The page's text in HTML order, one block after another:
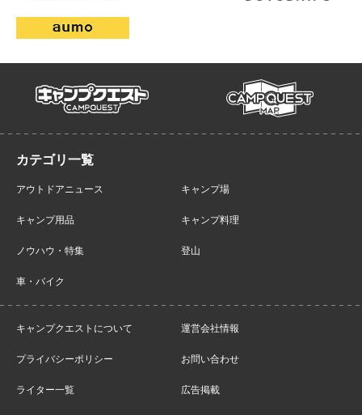
campquest campmap
アウトドアニュース キャンプ場
キャンプ用品 キャンプ料理
ノウハウ・特集 登山
車・バイク
キャンプクエストについて 運営会社情報
プライバシーポリシー お問い合わせ
ライター一覧 広告掲載